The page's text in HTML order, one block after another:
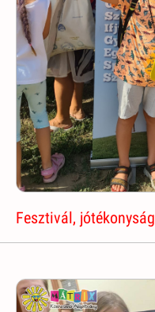
Fesztivál, jótékonyság